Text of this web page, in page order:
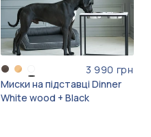
3 990 грн
Миски на підставці Dinner
White wood + Black